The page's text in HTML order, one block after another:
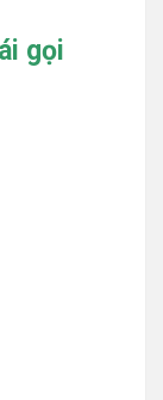
gọi